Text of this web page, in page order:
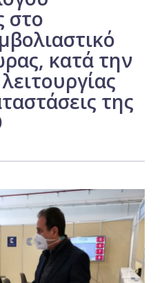
στο
κατά την
της
Δελτίο